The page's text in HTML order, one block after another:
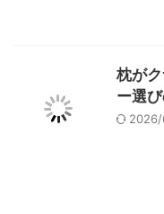
枕が
ー選